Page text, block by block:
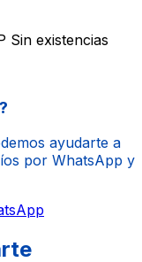
Sin existencias
ayudarte a
por WhatsApp y